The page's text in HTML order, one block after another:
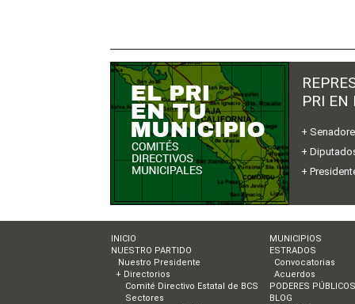
PRI EN
+
+
+
INICIO
NUESTRO PARTIDO
Nuestro Presidente
+ Directorios
Comité Directivo Estatal de BCS
Sectores
MUNICIPIOS
ESTRADOS
Convocatorias
Acuerdos
PODERES PÚBLICOS
BLOG